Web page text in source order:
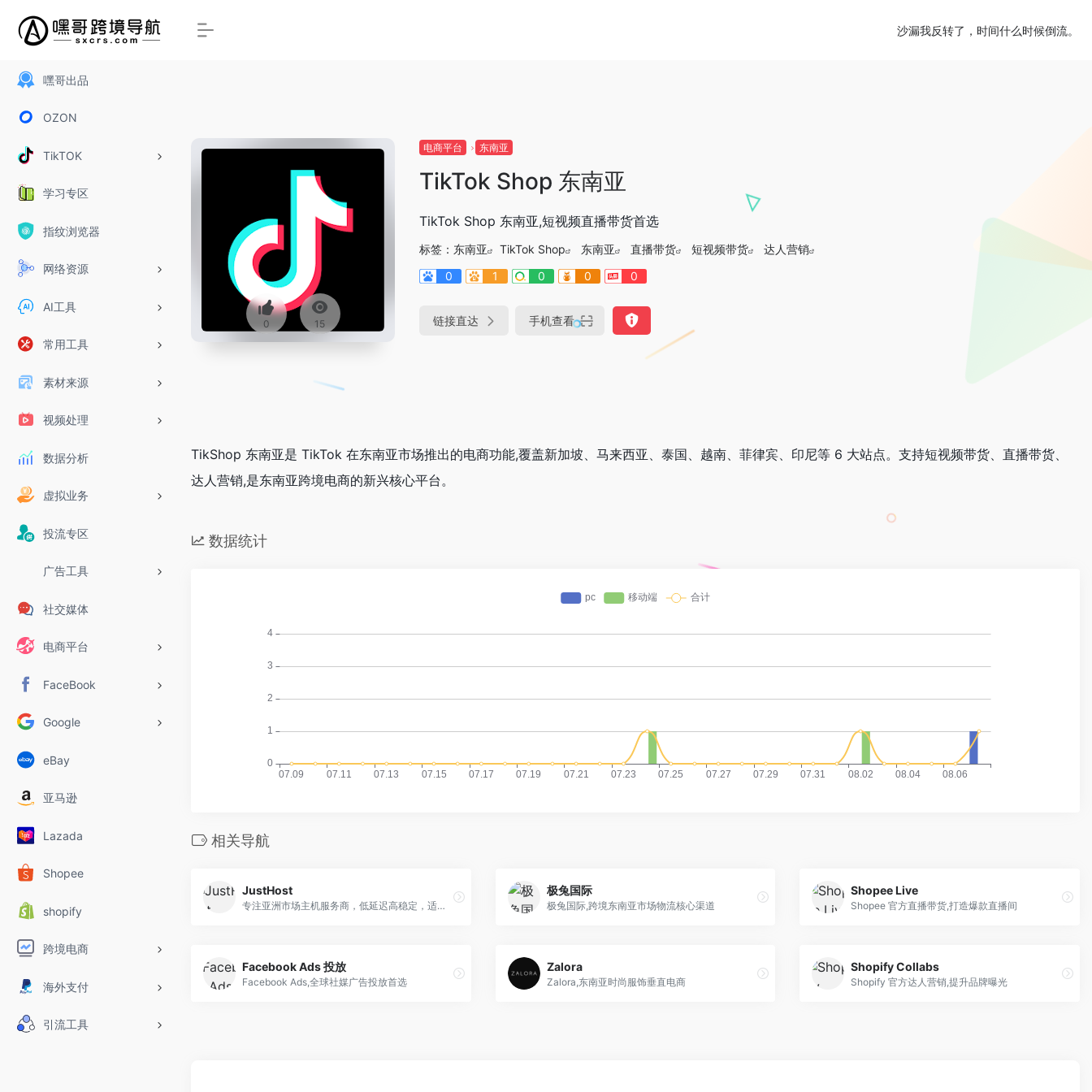
嘿哥出品
OZON
TikTOK
学习专区
指纹浏览器
网络资源
AI工具
常用工具
素材来源
视频处理
数据分析
虚拟业务
投流专区
广告工具
社交媒体
电商平台
FaceBook
Google
eBay
亚马逊
Lazada
Shopee
shopify
跨境电商
海外支付
引流工具
沙漏我反转了，时间什么时候倒流。
0 15
电商平台 东南亚
TikTok Shop 东南亚
TikTok Shop 东南亚,短视频直播带货首选
标签： 东南亚 TikTok Shop 东南亚 直播带货 短视频带货
达人营销
0
1 0 0 0
链接直达 手机查看
TikShop 东南亚是 TikTok 在东南亚市场推出的电商功能,覆盖新加坡、马来西亚、泰国、越南、菲律宾、印尼等 6 大站点。支持短视频带货、直播带货、
达人营销,是东南亚跨境电商的新兴核心平台。
数据统计
相关导航
JustHost
专注亚洲市场主机服务商，低延迟高稳定，适合东南亚业务
极兔国际
极兔国际,跨境东南亚市场物流核心渠道
Shopee Live
Shopee 官方直播带货,打造爆款直播间
Facebook Ads 投放
Facebook Ads,全球社媒广告投放首选
Zalora
Zalora,东南亚时尚服饰垂直电商
Shopify Collabs
Shopify 官方达人营销,提升品牌曝光